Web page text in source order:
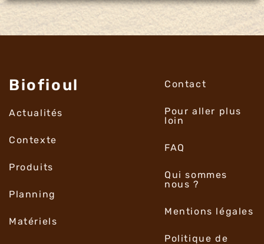
Biofioul
Actualités
Contexte
Produits
Planning
Matériels
Contact
Pour aller plus
loin
FAQ
Qui sommes
nous ?
Mentions légales
Politique de